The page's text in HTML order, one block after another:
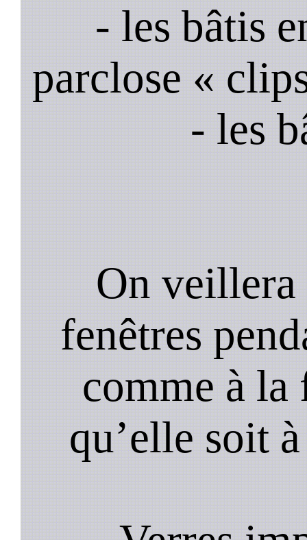
- les bâtis
parclose «
- les
On veillera
fenêtres
comme à
qu’elle soit